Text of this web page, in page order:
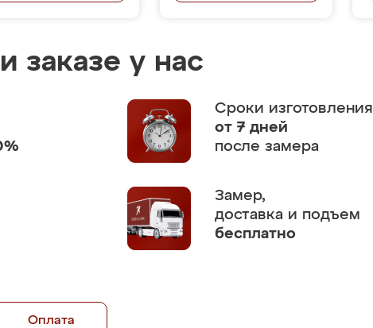
заказе у нас
Сроки изготовления
от 7 дней
после замера
Замер,
доставка и подъем
бесплатно
Оплата